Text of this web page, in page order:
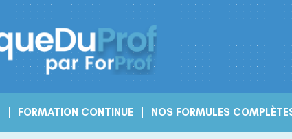
FORMATION CONTINUE NOS FORMULES